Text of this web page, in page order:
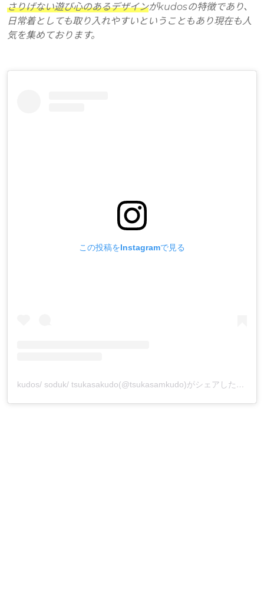
さりげない遊び心のあるデザインがkudosの特徴であり、
日常着としても取り入れやすいということもあり現在も人
気を集めております。
この投稿をInstagramで見る
kudos/ soduk/ tsukasakudo(@tsukasamkudo)がシェアした投稿